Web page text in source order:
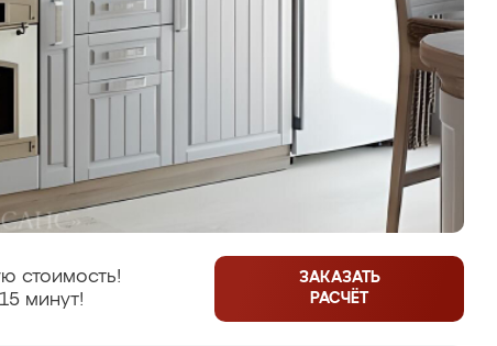
стоимость!
минут!
ЗАКАЗАТЬ
РАСЧЁТ